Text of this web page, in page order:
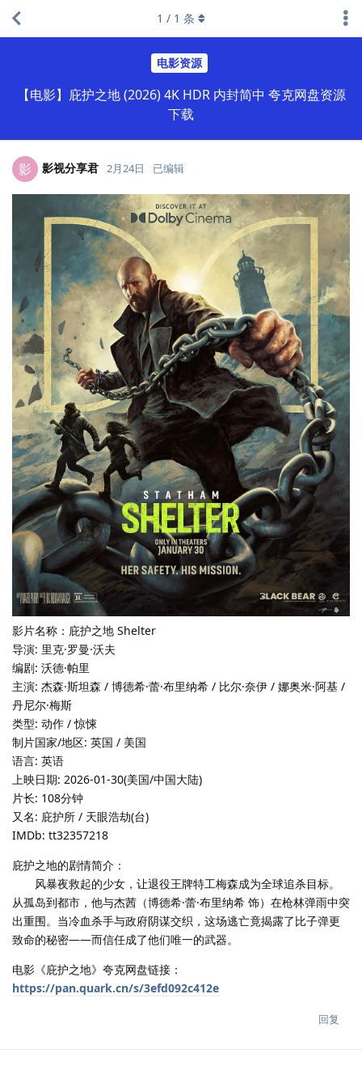
电影资源
【电影】庇护之地 (2026) 4K HDR 内封简中 夸克网盘资源
下载
1 / 1 条
影 影视分享君 2月24日 已编辑
影片名称：庇护之地 Shelter
导演: 里克·罗曼·沃夫
编剧: 沃德·帕里
主演: 杰森·斯坦森 / 博德希·蕾·布里纳希 / 比尔·奈伊 / 娜奥米·阿基 /
丹尼尔·梅斯
类型: 动作 / 惊悚
制片国家/地区: 英国 / 美国
语言: 英语
上映日期: 2026-01-30(美国/中国大陆)
片长: 108分钟
又名: 庇护所 / 天眼浩劫(台)
IMDb: tt32357218
庇护之地的剧情简介：
风暴夜救起的少女，让退役王牌特工梅森成为全球追杀目标。
从孤岛到都市，他与杰茜（博德希·蕾·布里纳希 饰）在枪林弹雨中突
出重围。当冷血杀手与政府阴谋交织，这场逃亡竟揭露了比子弹更
致命的秘密——而信任成了他们唯一的武器。
电影《庇护之地》夸克网盘链接：
https://pan.quark.cn/s/3efd092c412e
回复